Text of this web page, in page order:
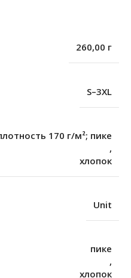
260,00 г
S–3XL
170 г/м²; пике
,
хлопок
Unit
пике
,
хлопок